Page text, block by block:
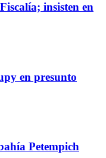
insisten en
en presunto
Petempich